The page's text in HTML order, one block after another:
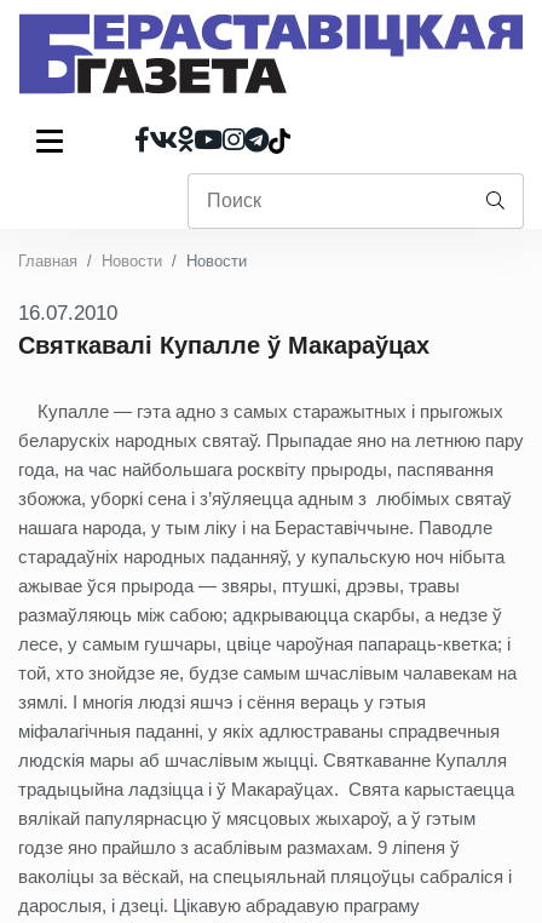
Главная Новости Новости
16.07.2010
Святкавалі Купалле ў Макараўцах
Купалле — гэта адно з самых старажытных і прыгожых
беларускіх народных святаў. Прыпадае яно на летнюю пару
года, на час найбольшага росквіту прыроды, паспявання
збожжа, уборкі сена і з’яўляецца адным з любімых святаў
нашага народа, у тым ліку і на Бераставіччыне. Паводле
старадаўніх народных паданняў, у купальскую ноч нібыта
ажывае ўся прырода — звяры, птушкі, дрэвы, травы
размаўляюць між сабою; адкрываюцца скарбы, а недзе ў
лесе, у самым гушчары, цвіце чароўная папараць-кветка; і
той, хто знойдзе яе, будзе самым шчаслівым чалавекам на
зямлі. І многія людзі яшчэ і сёння вераць у гэтыя
міфалагічныя паданні, у якіх адлюстраваны спрадвечныя
людскія мары аб шчаслівым жыцці. Святкаванне Купалля
традыцыйна ладзіцца і ў Макараўцах. Свята карыстаецца
вялікай папулярнасцю ў мясцовых жыхароў, а ў гэтым
годзе яно прайшло з асаблівым размахам. 9 ліпеня ў
ваколіцы за вёскай, на спецыяльнай пляцоўцы сабраліся і
дарослыя, і дзеці. Цікавую абрадавую праграму